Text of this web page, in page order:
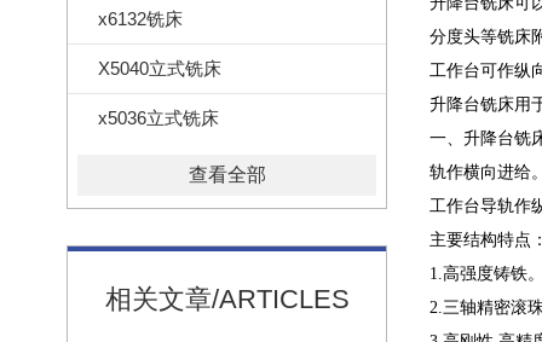
x6132铣床
X5040立式铣床
x5036立式铣床
查看全部
相关文章/ARTICLES
分度头等铣床
工作台可作纵
升降台铣床用
一、 升降台铣
轨作横向进给
工作台导轨作
主要结构特点
1.高强度铸铁
2.三轴精密滚